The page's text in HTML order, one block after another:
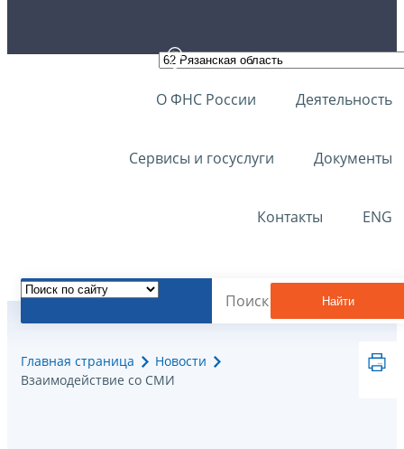
О ФНС России Деятельность
Сервисы и госуслуги Документы
Контакты ENG
Найти
Главная страница
Новости
Взаимодействие со СМИ